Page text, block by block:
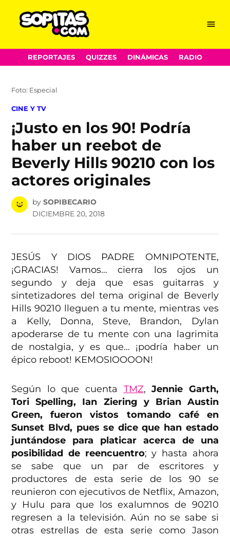
Skip
to
Menu
REPORTAJES QUIZZES DINÁMICAS RADIO
Foto: Especial
POSTED
CINE Y TV
¡Justo en los 90! Podría
haber un reebot de
Beverly Hills 90210 con los
actores originales
by SOPIBECARIO
DICIEMBRE 20, 2018
JESÚS Y DIOS PADRE OMNIPOTENTE,
¡GRACIAS! Vamos… cierra los ojos un
segundo y deja que esas guitarras y
sintetizadores del tema original de Beverly
Hills 90210 lleguen a tu mente, mientras ves
a Kelly, Donna, Steve, Brandon, Dylan
apoderarse de tu mente con una lagrimita
de nostalgia, y es que… ¡podría haber un
épico reboot! KEMOSIOOOON!
Según lo que cuenta TMZ,Jennie Garth,
Tori Spelling, Ian Ziering y Brian Austin
Green, fueron vistos tomando café en
Sunset Blvd, pues se dice que han estado
juntándose para platicar acerca de una
posibilidad de reencuentro; y hasta ahora
se sabe que un par de escritores y
productores de esta serie de los 90 se
reunieron con ejecutivos de Netflix, Amazon,
y Hulu para que los exalumnos de 90210
regresen a la televisión. Aún no se sabe si
otras estrellas de esta serie como Jason